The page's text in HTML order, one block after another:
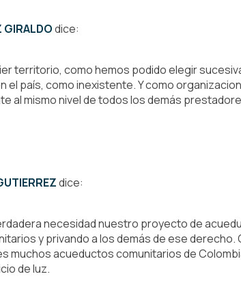
GIRALDOdice:
territorio, como hemos podido elegir
el país, como inexistente. Y como
al mismo nivel de todos los demás
dice:
necesidad nuestro proyecto de
y privando a los demás de ese
muchos acueductos comunitarios de
de luz.